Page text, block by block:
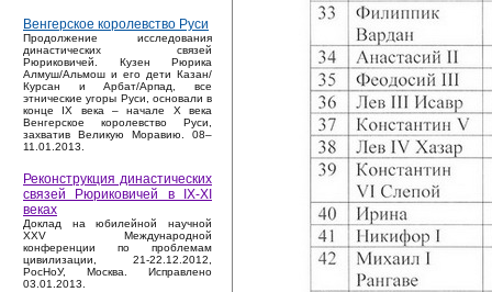
Венгерское королевство Руси
Продолжение исследования
династических связей
Рюриковичей. Кузен Рюрика
Алмуш/Альмош и его дети Казан/
Курсан и Арбат/Арпад, все
этнические угоры Руси, основали в
конце IX века – начале X века
Венгерское королевство Руси,
захватив Великую Моравию. 08–
11.01.2013.
Реконструкция династических
связей Рюриковичей в IX-XI
веках
Доклад на юбилейной научной
XXV Международной
конференции по проблемам
цивилизации, 21-22.12.2012,
РосНоУ, Москва. Исправлено
03.01.2013.